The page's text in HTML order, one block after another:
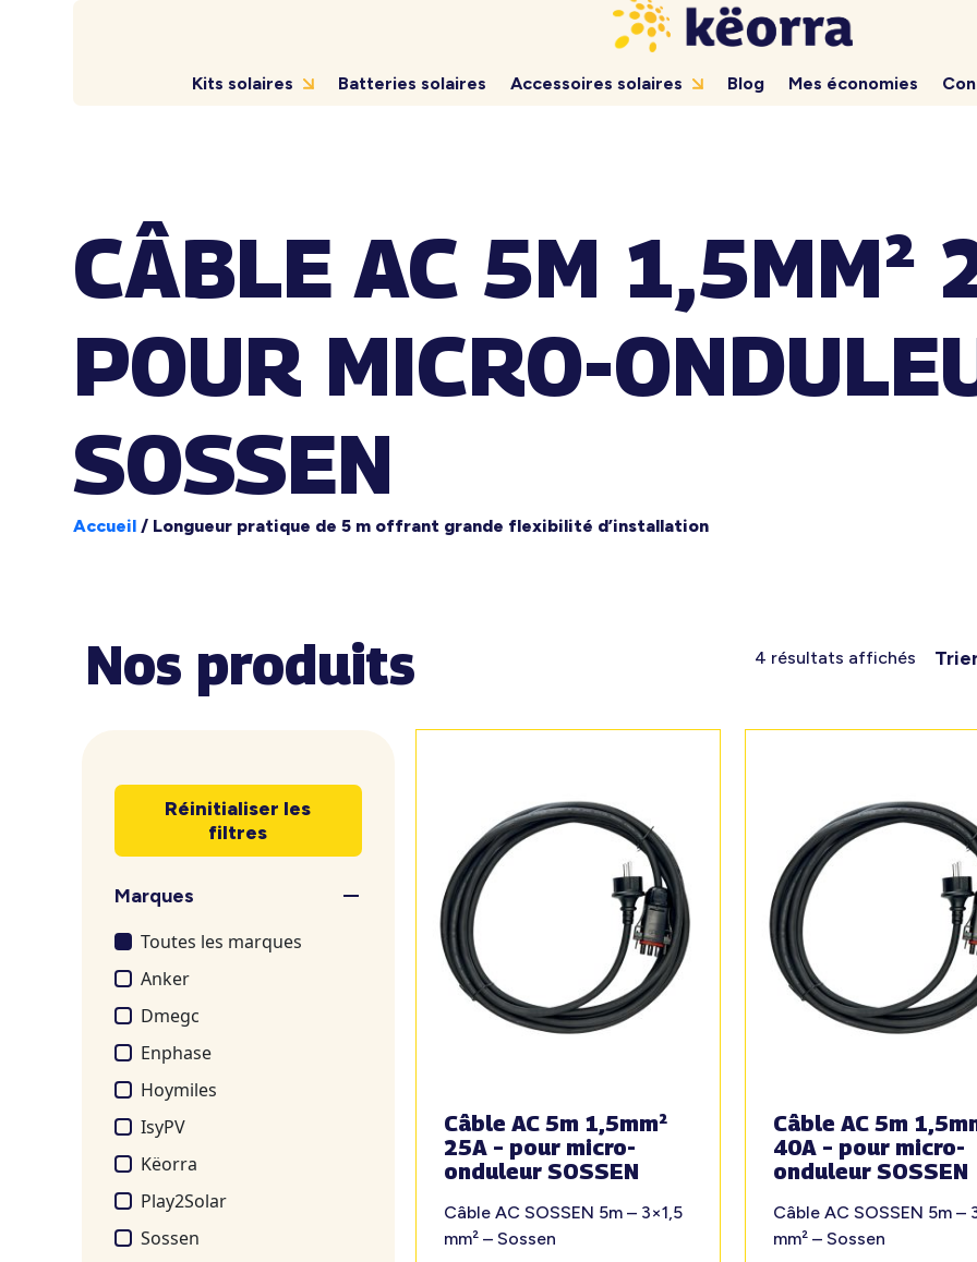
Kits solaires Batteries solaires Accessoires solaires Blog Mes économies
CÂBLE AC 5M 1,5MM²
POUR MICRO-
SOSSEN
Accueil / Longueur pratique de 5 m offrant grande flexibilité d’installation
Nos produits 4 résultats affichés
Réinitialiser les
filtres
Marques
Toutes les marques
Anker
Dmegc
Enphase
Hoymiles
IsyPV
Këorra
Play2Solar
Sossen
Câble AC 5m 1,5mm²
25A – pour micro-
onduleur SOSSEN
Câble AC SOSSEN 5m – 3×1,5
mm² – Sossen
Câble AC 5m
40A – pour micro-
onduleur SOSSEN
Câble AC SOSSEN 5m –
mm² – Sossen